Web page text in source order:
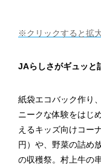
※クリックすると拡
JAらしさがギュッと
紙袋エコバック作り
ニークな体験をはじ
えるキッズ向けコー
円）や、野菜の詰め
の収穫祭。村上牛の